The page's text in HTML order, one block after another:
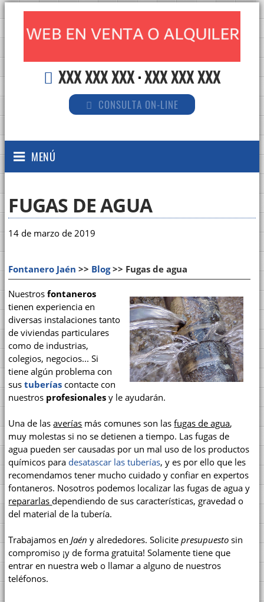
XXX XXX XXX·XXX XXX XXX
CONSULTA ON-LINE
MENÚ
FUGAS DE AGUA
14 de marzo de 2019
Fontanero Jaén >> Blog>> Fugas de agua
Nuestrosfontaneros
tienen experiencia en
diversas instalaciones tanto
de viviendas particulares
como de industrias,
colegios, negocios... Si
tiene algún problema con
sustuberías contacte con
nuestros profesionalesy le ayudarán.
Una de lasaverías más comunes son lasfugas de agua,
muy molestas si no se detienen a tiempo. Las fugas de
agua pueden ser causadas por un mal uso de los productos
químicos para desatascar las tuberías, y es por ello que les
recomendamos tener mucho cuidado y confiar en expertos
fontaneros. Nosotros podemos localizar las fugas de agua y
repararlasdependiendo de sus características, gravedad o
del material de la tubería.
Trabajamos enJaény alrededores. Solicitepresupuestosin
compromiso ¡y de forma gratuita! Solamente tiene que
entrar en nuestra web o llamar a alguno de nuestros
teléfonos.